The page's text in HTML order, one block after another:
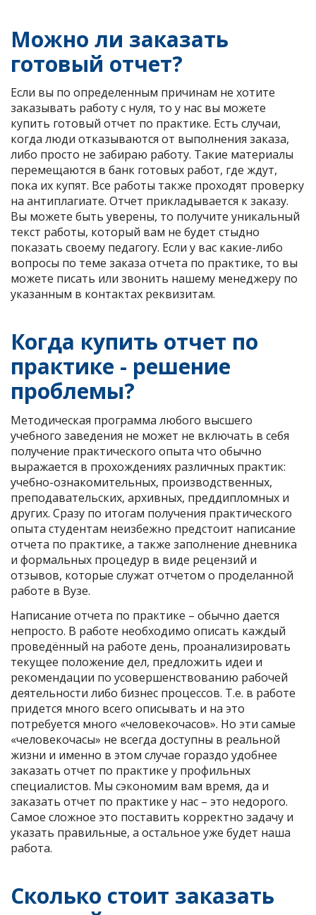
Можно ли заказать
готовый отчет?
Если вы по определенным причинам не хотите
заказывать работу с нуля, то у нас вы можете
купить готовый отчет по практике. Есть случаи,
когда люди отказываются от выполнения заказа,
либо просто не забираю работу. Такие материалы
перемещаются в банк готовых работ, где ждут,
пока их купят. Все работы также проходят проверку
на антиплагиате. Отчет прикладывается к заказу.
Вы можете быть уверены, то получите уникальный
текст работы, который вам не будет стыдно
показать своему педагогу. Если у вас какие-либо
вопросы по теме заказа отчета по практике, то вы
можете писать или звонить нашему менеджеру по
указанным в контактах реквизитам.
Когда купить отчет по
практике - решение
проблемы?
Методическая программа любого высшего
учебного заведения не может не включать в себя
получение практического опыта что обычно
выражается в прохождениях различных практик:
учебно-ознакомительных, производственных,
преподавательских, архивных, преддипломных и
других. Сразу по итогам получения практического
опыта студентам неизбежно предстоит написание
отчета по практике, а также заполнение дневника
и формальных процедур в виде рецензий и
отзывов, которые служат отчетом о проделанной
работе в Вузе.
Написание отчета по практике – обычно дается
непросто. В работе необходимо описать каждый
проведённый на работе день, проанализировать
текущее положение дел, предложить идеи и
рекомендации по усовершенствованию рабочей
деятельности либо бизнес процессов. Т.е. в работе
придется много всего описывать и на это
потребуется много «человекочасов». Но эти самые
«человекочасы» не всегда доступны в реальной
жизни и именно в этом случае гораздо удобнее
заказать отчет по практике у профильных
специалистов. Мы сэкономим вам время, да и
заказать отчет по практике у нас – это недорого.
Самое сложное это поставить корректно задачу и
указать правильные, а остальное уже будет наша
работа.
Сколько стоит заказать